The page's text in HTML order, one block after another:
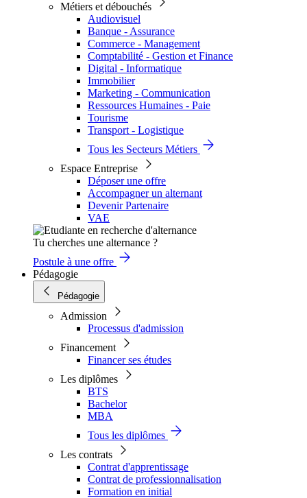
Métiers et débouchés
Audiovisuel
Banque - Assurance
Commerce - Management
Comptabilité - Gestion et Finance
Digital - Informatique
Immobilier
Marketing - Communication
Ressources Humaines - Paie
Tourisme
Transport - Logistique
Tous les Secteurs Métiers
Espace Entreprise
Déposer une offre
Accompagner un alternant
Devenir Partenaire
VAE
Tu cherches une alternance ?
Postule à une offre
Pédagogie
Pédagogie
Admission
Processus d'admission
Financement
Financer ses études
Les diplômes
BTS
Bachelor
MBA
Tous les diplômes
Les contrats
Contrat d'apprentissage
Contrat de professionnalisation
Formation en initial